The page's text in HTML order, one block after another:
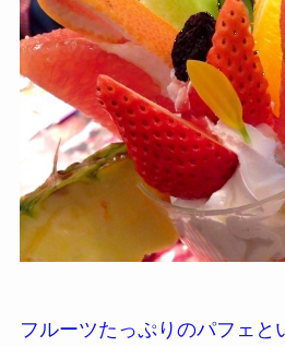
フルーツたっぷりのパフェと